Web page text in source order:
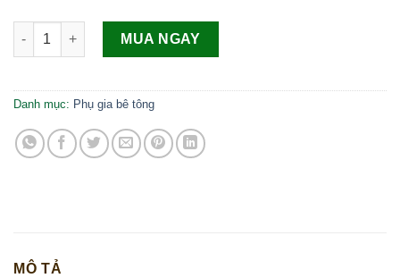
Sika Ment NN - 5L Phụ gia siêu hóa dẻo và giảm nước bê tông
MUA NGAY
Danh mục: Phụ gia bê tông
MÔ TẢ